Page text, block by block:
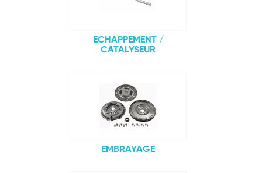
ECHAPPEMENT /
CATALYSEUR
EMBRAYAGE